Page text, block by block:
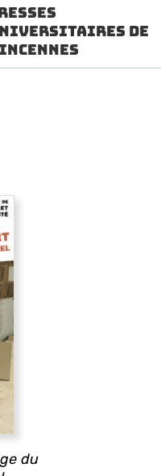
de
du